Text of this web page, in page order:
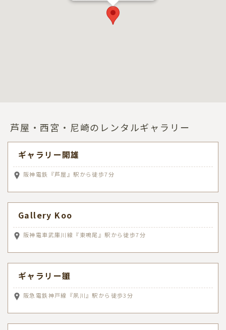
芦屋・西宮・尼崎のレンタルギャラリー
ギャラリー開雄
阪神電鉄『芦屋』駅から徒歩7分
Gallery Koo
阪神電車武庫川線『東鳴尾』駅から徒歩7分
ギャラリー雛
阪急電鉄神戸線『夙川』駅から徒歩3分